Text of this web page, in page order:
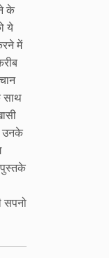
के
ये
में
साथ
उनके
पुस्तके
सपनो